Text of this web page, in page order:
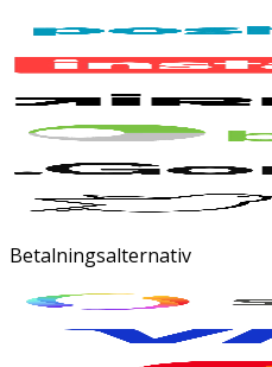
Betalningsalternativ